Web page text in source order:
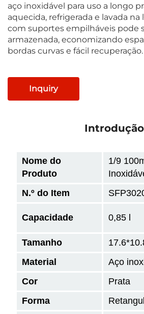
aço inoxidável para uso a longo
aquecida, refrigerada e lavada na
com suportes empilháveis pode
armazenada, economizando
bordas curvas e fácil recuperação.
Inquiry
Introdução
Nome do
Produto
1/9
N.º do Item
Capacidade 0,85 l
Tamanho
Material
Aço
Cor
Prata
Forma